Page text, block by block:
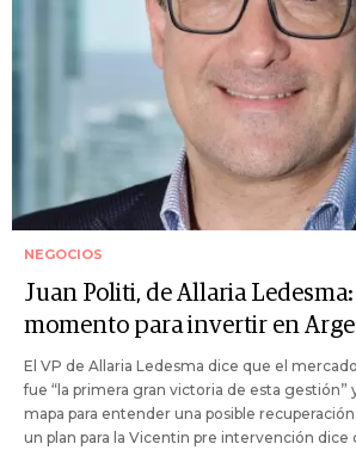
NEGOCIOS
Juan Politi, de Allaria Ledesma:
momento para invertir en
El VP de Allaria Ledesma dice que el
fue “la primera gran victoria de esta gestión”
mapa para entender una posible
un plan para la Vicentin pre intervención dice